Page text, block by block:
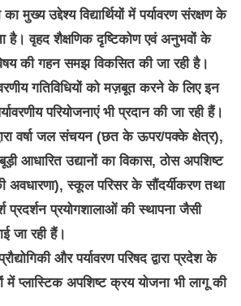
मुख्य उद्देश्य विद्यार्थियों में पर्यावरण संरक्षण के
है। वृहद शैक्षणिक दृष्टिकोण एवं अनुभवों के
विषय की गहन समझ विकसित की जा रही है।
गतिविधियों को मज़बूत करने के लिए इन
परियोजनाएं भी प्रदान की जा रही हैं।
वर्षा जल संचयन (छत के ऊपर/पक्के क्षेत्र),
आधारित उद्यानों का विकास, ठोस अपशिष्ट
स्कूल परिसर के सौंदर्यीकरण तथा
प्रदर्शन प्रयोगशालाओं की स्थापना जैसी
जा रही हैं।
और पर्यावरण परिषद द्वारा प्रदेश के
में प्लास्टिक अपशिष्ट क्रय योजना भी लागू की